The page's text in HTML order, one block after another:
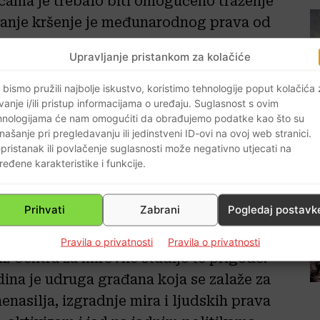
Upravljanje pristankom za kolačiće
bismo pružili najbolje iskustvo, koristimo tehnologije poput kolačića
i/ili pristup informacijama o uređaju. Suglasnost s ovim
će nam omogućiti da obrađujemo podatke kao što su
pri pregledavanju ili jedinstveni ID-ovi na ovoj web stranici.
ili povlačenje suglasnosti može negativno utjecati na
karakteristike i funkcije.
Prihvati Zabrani Pogledaj
Pravila o privatnosti Pravila o privatnosti
kršenje je međunarodnog prava od
unutarnjih poslova Davora
i načelnika uprave za granicu
zakonito djelovanje policije”,
poslova nedavno je Centru za
za tražitelje azila u Zagrebu
o suradnji toj organizaciji.
kojoj je cilj zastrašiti, marginalizirati
problemima s kojima se izbjeglice
djelatnika MUP-a prema
Centra za mirovne studije te prigode.
je udruga građana koja se zalaže za
izgradnje mira i ljudskih prava